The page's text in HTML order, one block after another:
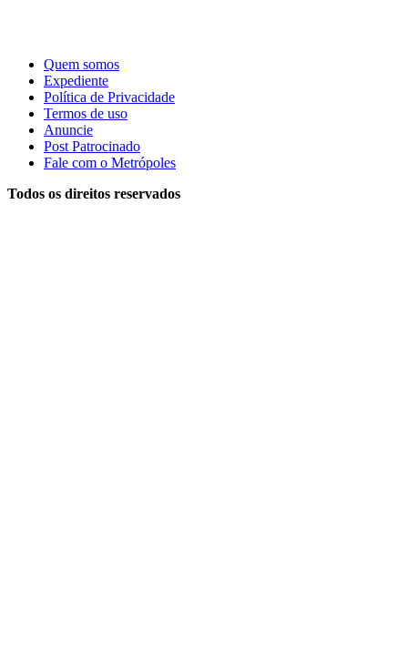
Quem somos
Expediente
Política de Privacidade
Termos de uso
Anuncie
Post Patrocinado
Fale com o Metrópoles
Todos os direitos reservados